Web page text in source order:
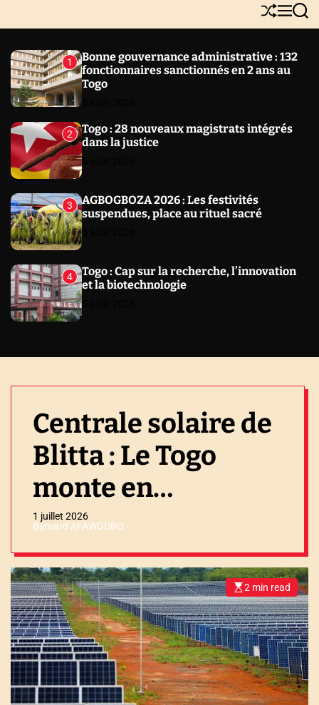
W
S
S
h
l
e
M
e
u
S
e
r
c
1
Bonne gouvernance administrative : 132
fonctionnaires sanctionnés en 2 ans au
Togo
2
Togo : 28 nouveaux magistrats intégrés
dans la justice
3
AGBOGBOZA 2026 : Les festivités
suspendues, place au rituel sacré
4
Togo : Cap sur la recherche, l’innovation
et la biotechnologie
Centrale solaire de
Blitta : Le Togo
monte en
puissance
1 juillet 2026
Bernard AFAWOUBO
E
s
t
i
m
a
t
e
d
r
e
a
2 min read